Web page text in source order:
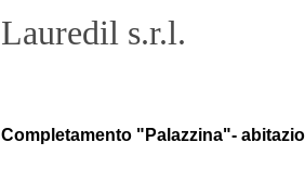
Lauredil s.r.l.
Completamento "Palazzina"-